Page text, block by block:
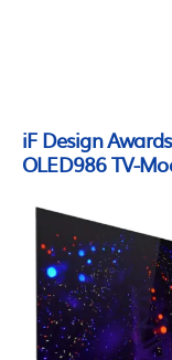
iF Design
OLED986 TV-